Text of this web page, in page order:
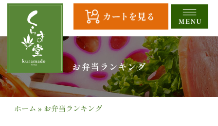
へ
ス
キ
HOME
全
お弁当ランキング
ホーム » お弁当ランキング